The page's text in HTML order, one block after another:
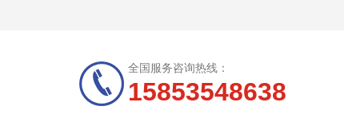
全国服务咨询热线：
15853548638